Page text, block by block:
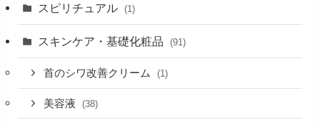
スピリチュアル (1)
スキンケア・基礎化粧品 (91)
首のシワ改善クリーム (1)
美容液 (38)